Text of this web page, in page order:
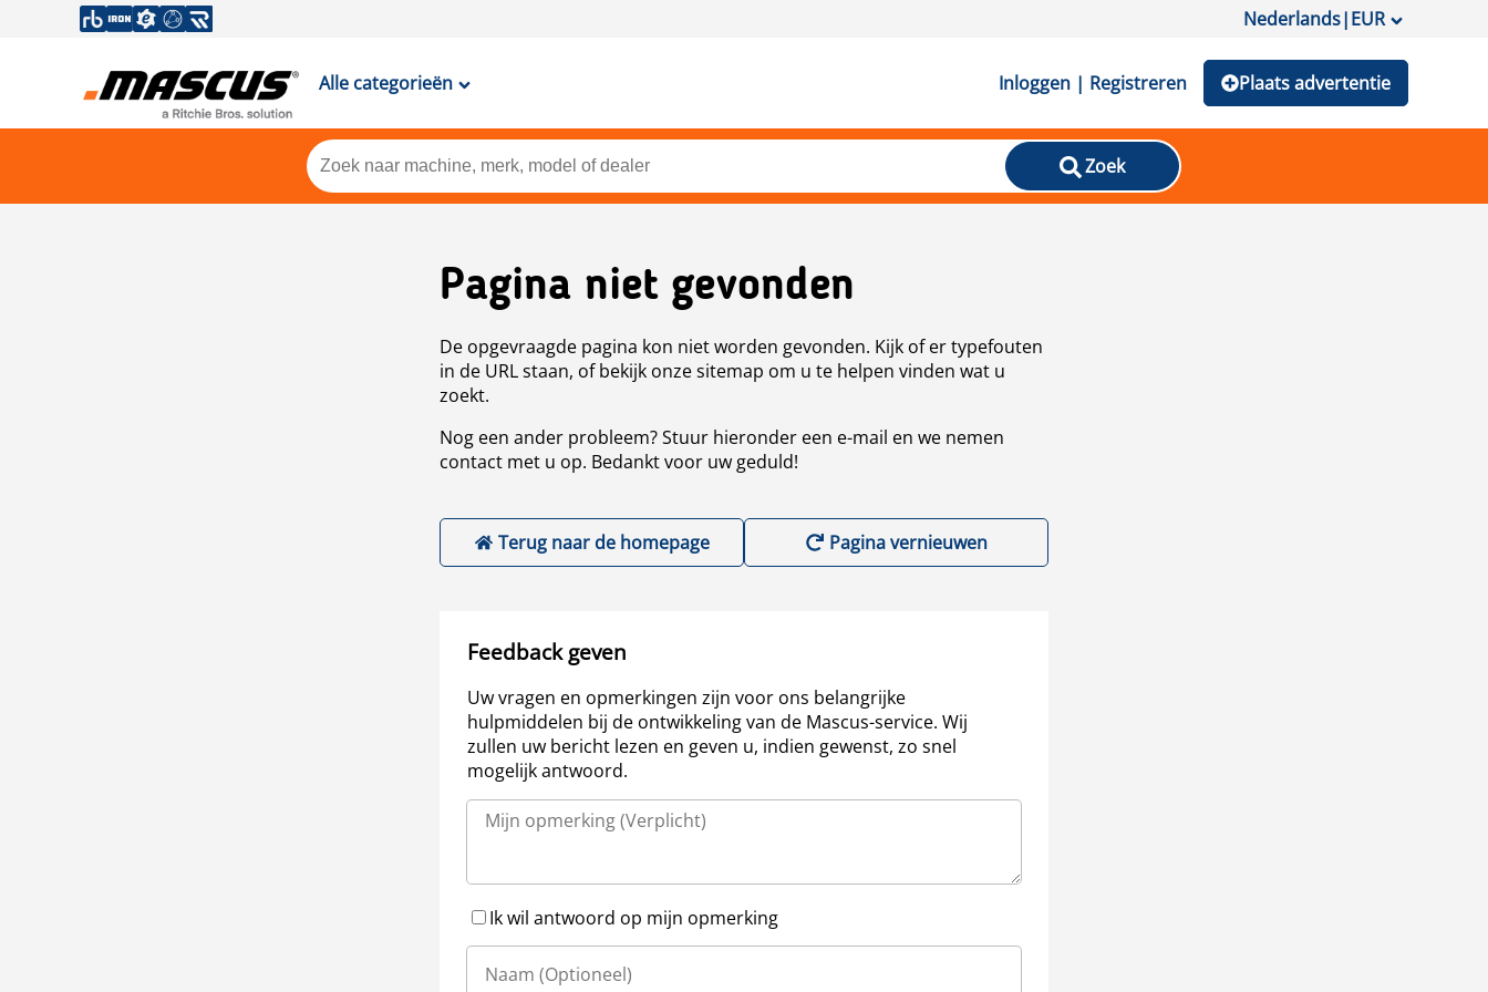
Nederlands|EUR
Alle categorieën Inloggen | Registreren Plaats advertentie
Zoek
Pagina niet gevonden
De opgevraagde pagina kon niet worden gevonden. Kijk of er typefouten
in de URL staan, of bekijk onze sitemap om u te helpen vinden wat u
zoekt.
Nog een ander probleem? Stuur hieronder een e-mail en we nemen
contact met u op. Bedankt voor uw geduld!
Terug naar de homepage Pagina vernieuwen
Feedback geven
Uw vragen en opmerkingen zijn voor ons belangrijke
hulpmiddelen bij de ontwikkeling van de Mascus-service. Wij
zullen uw bericht lezen en geven u, indien gewenst, zo snel
mogelijk antwoord.
Ik wil antwoord op mijn opmerking